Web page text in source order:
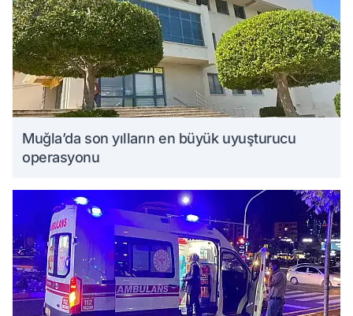
Muğla’da son yılların en büyük uyuşturucu
operasyonu